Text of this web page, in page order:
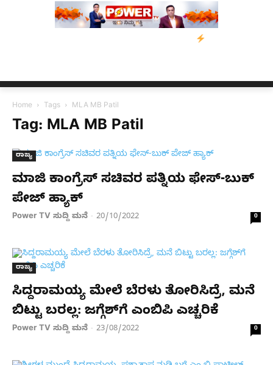
ನ್ಯೂಸ್ ಕಾರ್ಪ್‌ಗೆ
Home Tags MLA MB Patil
Tag: MLA MB Patil
ರಾಜ್ಯ
ಮಾಜಿ ಕಾಂಗ್ರೆಸ್​ ಸಚಿವರ ಪತ್ನಿಯ ಫೇಸ್​-ಬುಕ್​
ಪೇಜ್​ ಹ್ಯಾಕ್​
Power TV ಸುದ್ದಿ ಮನೆ - 20/10/2022 0
ರಾಜ್ಯ
ಸಿದ್ದರಾಮಯ್ಯ ಮೇಲೆ ಬೆರಳು ತೋರಿಸಿದ್ರೆ, ಮನೆ
ಬಿಟ್ಟು ಬರಲ್ಲ: ಜಗ್ಗೆಶ್​ಗೆ ಎಂಬಿಪಿ ಎಚ್ಚರಿಕೆ
Power TV ಸುದ್ದಿ ಮನೆ - 23/08/2022 0